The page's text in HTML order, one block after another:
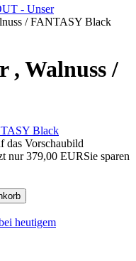
- Unser
/ FANTASY Black
, Walnuss /
das Vorschaubild
nur379,00 EURSie sparen
heutigem